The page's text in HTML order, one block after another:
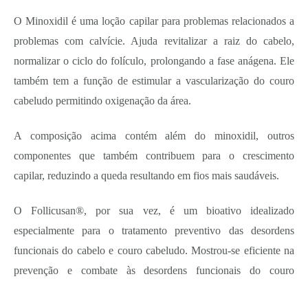
O Minoxidil é uma loção capilar para problemas relacionados a
problemas com calvície. Ajuda revitalizar a raiz do cabelo,
normalizar o ciclo do folículo, prolongando a fase anágena. Ele
também tem a função de estimular a vascularização do couro
cabeludo permitindo oxigenação da área.
A composição acima contém além do minoxidil, outros
componentes que também contribuem para o crescimento
capilar, reduzindo a queda resultando em fios mais saudáveis.
O Follicusan®, por sua vez, é um bioativo idealizado
especialmente para o tratamento preventivo das desordens
funcionais do cabelo e couro cabeludo. Mostrou-se eficiente na
prevenção e combate às desordens funcionais do couro